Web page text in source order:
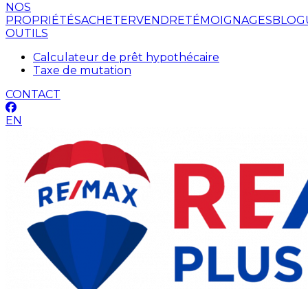
NOS
PROPRIÉTÉSACHETERVENDRETÉMOIGNAGES
OUTILS
Calculateur de prêt hypothécaire
Taxe de mutation
CONTACT
EN